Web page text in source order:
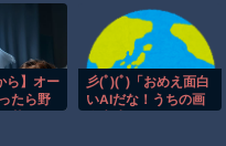
13日
ら】オー
たら野
彡(ﾟ)(ﾟ)「おめえ面白
いAIだな！うちの画